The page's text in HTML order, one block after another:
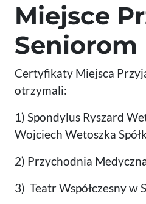
Miejsce
Seniorom
Certyfikaty Miejsca
otrzymali:
1) Spondylus Ryszard
Wojciech Wetoszka
2) Przychodnia
3) Teatr Współczesny w